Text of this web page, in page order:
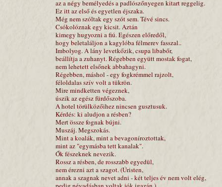
az a négy bemélyedés a padlószőnyegen kitart reggelig.
Ez itt az első és egyetlen éjszaka.
Még nem szóltak egy szót sem. Tévé sincs.
Csókolóznak egy kicsit. Aztán
kimegy hugyozni a fiú. Egészen előredől,
hogy beletaláljon a kagylóba félmerev fasszal..
Imbolyog. A lány levetkőzik, csupa libabőr,
beállítja a zuhanyt. Régebben együtt mostak fogat,
nem lehetett elsőnek abbahagyni.
Régebben, máshol - egy fogkrémmel rajzolt,
féloldalas szív volt a tükrön.
Mire mindketten végeznek,
úszik az egész fürdőszoba.
A hotel törülközőihez nincsen gusztusuk.
Kérdés: ki aludjon a résben?
Mert össze fognak bújni.
Muszáj. Megszokás.
Mint a koalák, mint a bevagoníroztottak,
mint az "egymásba tett kanalak".
Ők fészeknek nevezik.
Rossz a résben, de rosszabb egyedül,
nem érezni azt a szagot. (Úristen,
annak a szagnak nevet adni - két teljes év nem volt elég,